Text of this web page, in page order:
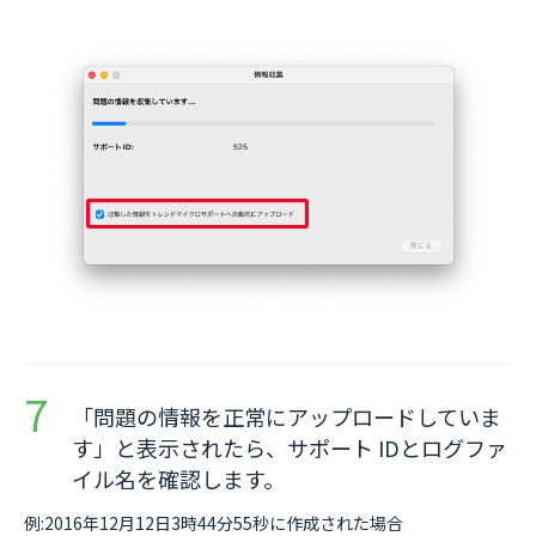
「問題の情報を正常にアップロードしていま
す」と表示されたら、サポート IDとログファ
イル名を確認します。
例:2016年12月12日3時44分55秒に作成された場合